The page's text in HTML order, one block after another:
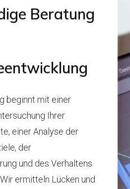
Beratung
beginnt mit einer
Ihrer
einer Analyse der
der
und des Verhaltens
ermitteln Lücken und